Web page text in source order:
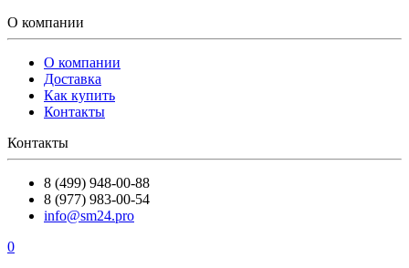
О компании
О компании
Доставка
Как купить
Контакты
Контакты
8 (499) 948-00-88
8 (977) 983-00-54
info@sm24.pro
0